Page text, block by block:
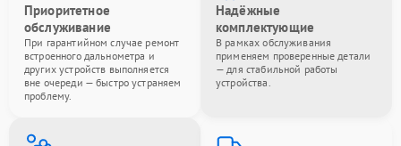
Приоритетное
обслуживание
При гарантийном случае ремонт
встроенного дальнометра и
других устройств выполняется
вне очереди — быстро устраняем
проблему.
Надёжные
комплектующие
В рамках обслуживания
применяем проверенные детали
— для стабильной работы
устройства.